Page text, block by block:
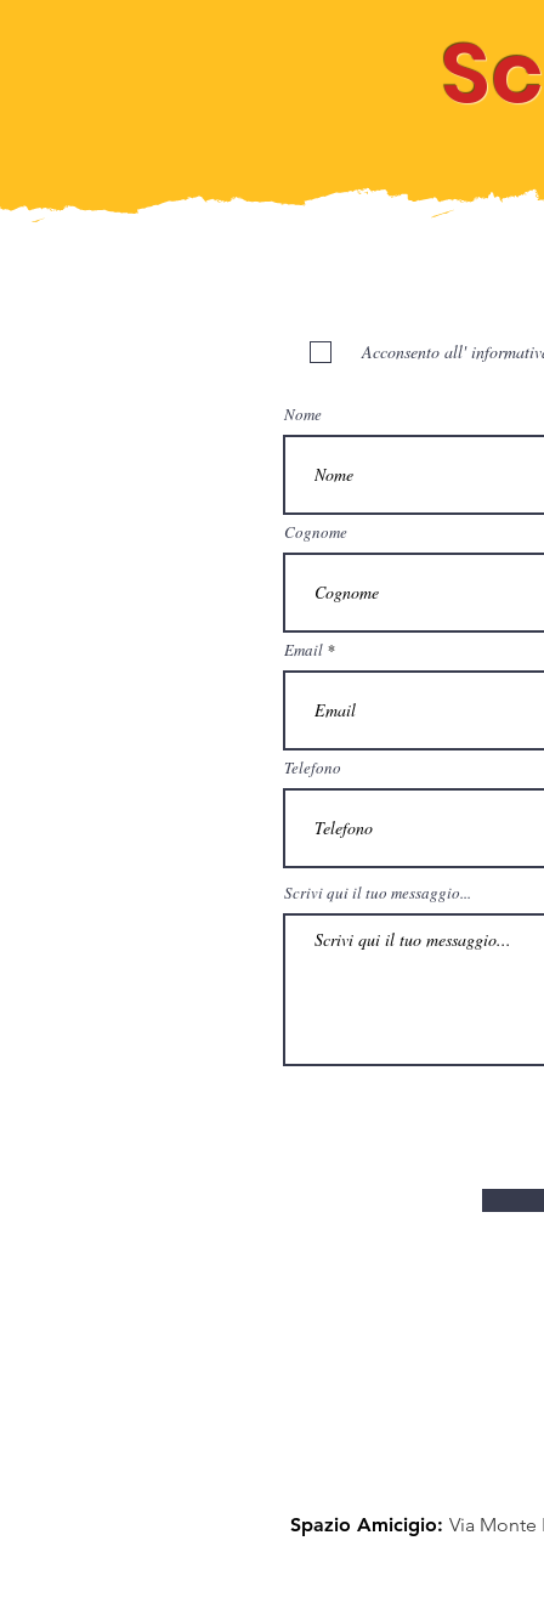
Acconsento all'
Nome
Cognome
Email
Telefono
Scrivi qui il tuo messaggio...
Spazio Amicigio: Via Monte